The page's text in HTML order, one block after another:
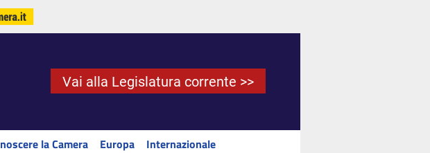
Vai alla Legislatura corrente >>
la Camera Europa
Internazionale